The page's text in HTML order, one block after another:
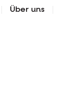
Über uns